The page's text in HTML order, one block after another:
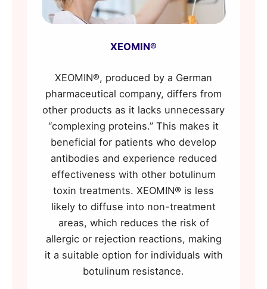
XEOMIN®
XEOMIN®, produced by a German
pharmaceutical company, differs from
other products as it lacks unnecessary
“complexing proteins.” This makes it
beneficial for patients who develop
antibodies and experience reduced
effectiveness with other botulinum
toxin treatments. XEOMIN® is less
likely to diffuse into non-treatment
areas, which reduces the risk of
allergic or rejection reactions, making
it a suitable option for individuals with
botulinum resistance.